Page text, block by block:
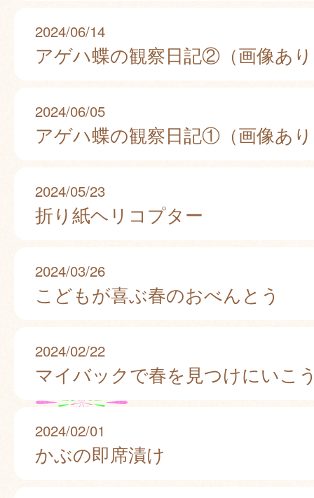
2024/06/14
アゲハ蝶の観察日記②（画像あ
2024/06/05
アゲハ蝶の観察日記①（画像あ
2024/05/23
折り紙ヘリコプター
2024/03/26
こどもが喜ぶ春のおべんとう
2024/02/22
マイバックで春を見つけにいこ
2024/02/01
かぶの即席漬け